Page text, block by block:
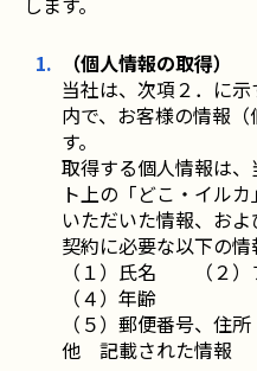
（個人情報の取得）
当社は、次項２．に
内で、お客様の情報
す。
取得する個人情報は
ト上の「どこ・イル
いただいた情報、お
契約に必要な以下の情
（１）氏名 （２
（４）年齢
（５）郵便番号、住
他 記載された情報